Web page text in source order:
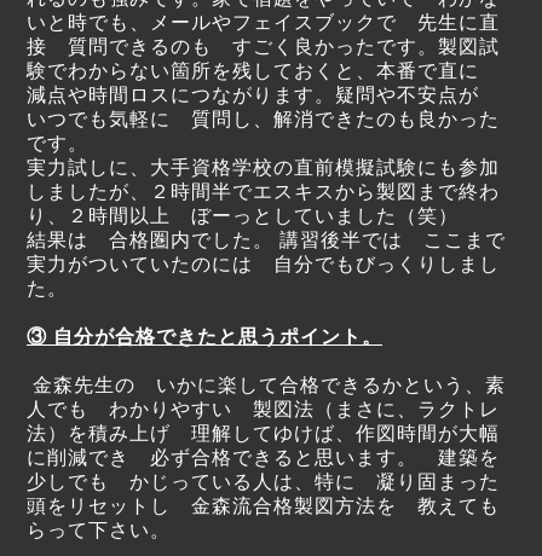
いと時でも、メールやフェイスブックで 先生に直
接 質問できるのも すごく良かったです。製図試
験でわからない箇所を残しておくと、本番で直に
減点や時間ロスにつながります。疑問や不安点が
いつでも気軽に 質問し、解消できたのも良かった
です。
実力試しに、大手資格学校の直前模擬試験にも参加
しましたが、２時間半でエスキスから製図まで終わ
り、２時間以上 ぼーっとしていました（笑）
結果は 合格圏内でした。 講習後半では ここまで
実力がついていたのには 自分でもびっくりしまし
た。
③ 自分が合格できたと思うポイント。
金森先生の いかに楽して合格できるかという、素
人でも わかりやすい 製図法（まさに、ラクトレ
法）を積み上げ 理解してゆけば、作図時間が大幅
に削減でき 必ず合格できると思います。 建築を
少しでも かじっている人は、特に 凝り固まった
頭をリセットし 金森流合格製図方法を 教えても
らって下さい。